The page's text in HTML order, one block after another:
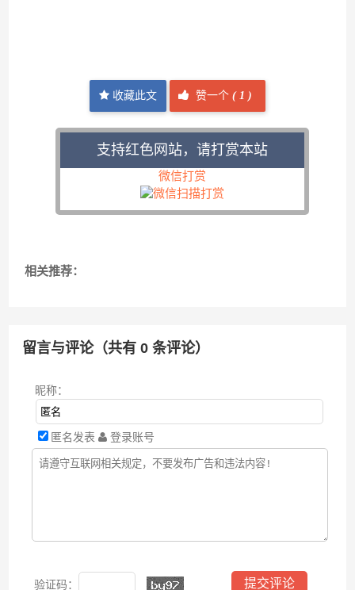
收藏此文 赞一个 (1 )
支持红色网站，请打赏本站
微信打赏
相关推荐：
留言与评论（共有0 条评论）
昵称：
匿名发表 登录账号
验证码：